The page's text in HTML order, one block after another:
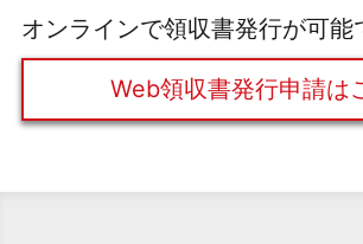
オンラインで領収書発行が可能
Web領収書発行申請は